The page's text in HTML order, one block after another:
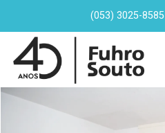
(053) 3025-8585